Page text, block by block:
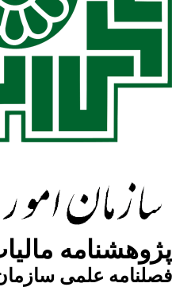
پژوهشنامه
فصلنامه علمی